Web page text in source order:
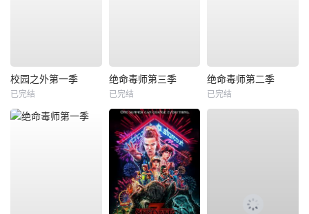
校园之外第一季
已完结
绝命毒师第三季
已完结
绝命毒师第二季
已完结